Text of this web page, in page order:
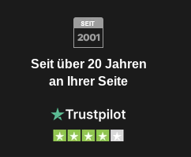
Seit über 20 Jahren
an Ihrer Seite